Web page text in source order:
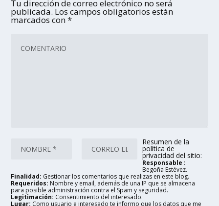
Tu dirección de correo electrónico no será
publicada. Los campos obligatorios están
marcados con*
Resumen de la
política de
privacidad del sitio:
Responsable :
Begoña Estévez.
Finalidad: Gestionar los comentarios que realizas en este blog.
Requeridos: Nombre y email, además de una IP que se almacena
para posible administración contra el Spam y seguridad.
Legitimación: Consentimiento del interesado.
Lugar: Como usuario e interesado te informo que los datos que me